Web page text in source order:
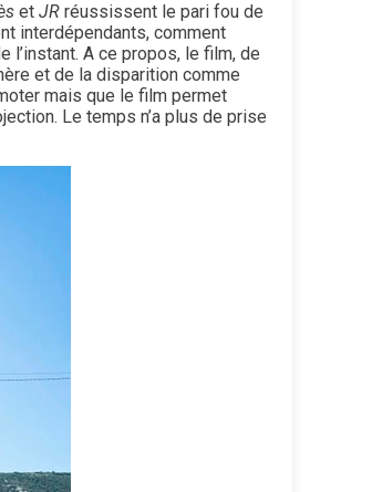
et JR réussissent le pari fou de
interdépendants, comment
A ce propos, le film, de
et de la disparition comme
mais que le film permet
Le temps n’a plus de prise